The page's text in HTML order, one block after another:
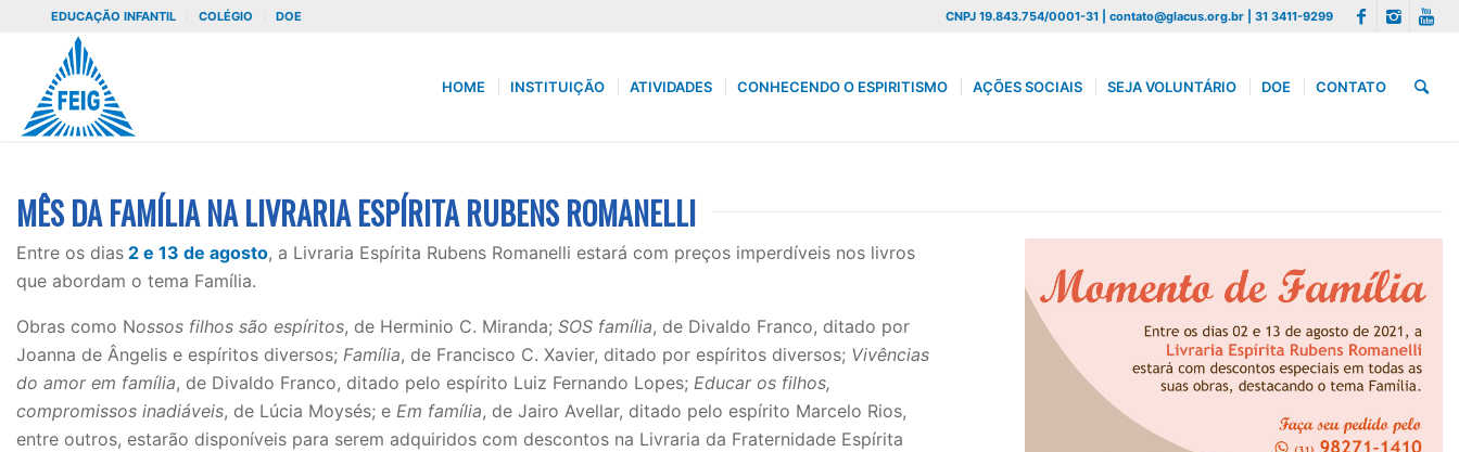
EDUCAÇÃO INFANTIL COLÉGIO DOE CNPJ 19.843.754/0001-31 | contato@glacus.org.br | 31 3411-9299
HOME INSTITUIÇÃO ATIVIDADES CONHECENDO O ESPIRITISMO AÇÕES SOCIAIS SEJA VOLUNTÁRIO DOE CONTATO
MÊS DA FAMÍLIA NA LIVRARIA ESPÍRITA RUBENS ROMANELLI
Entre os dias 2 e 13 de agosto, a Livraria Espírita Rubens Romanelli estará com preços imperdíveis nos livros
que abordam o tema Família.
Obras como Nossos filhos são espíritos, de Herminio C. Miranda; SOS família, de Divaldo Franco, ditado por
Joanna de Ângelis e espíritos diversos; Família, de Francisco C. Xavier, ditado por espíritos diversos; Vivências
do amor em família, de Divaldo Franco, ditado pelo espírito Luiz Fernando Lopes; Educar os filhos,
compromissos inadiáveis, de Lúcia Moysés; e Em família, de Jairo Avellar, ditado pelo espírito Marcelo Rios,
entre outros, estarão disponíveis para serem adquiridos com descontos na Livraria da Fraternidade Espírita